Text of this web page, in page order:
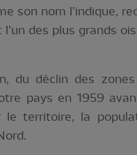
son nom l’indique,
l’un des plus grands
du déclin des
pays en 1959
le territoire, la